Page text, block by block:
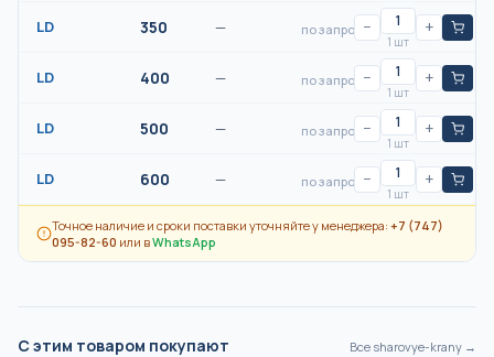
LD 350 — по запросу−
1 шт
+
LD 400 — по запросу−
1 шт
+
LD 500 — по запросу−
1 шт
+
LD 600 — по запросу−
1 шт
+
Точное наличие и сроки поставки уточняйте у менеджера:+7 (747)
095-82-60 или вWhatsApp
С этим товаром покупают Все sharovye-krany →